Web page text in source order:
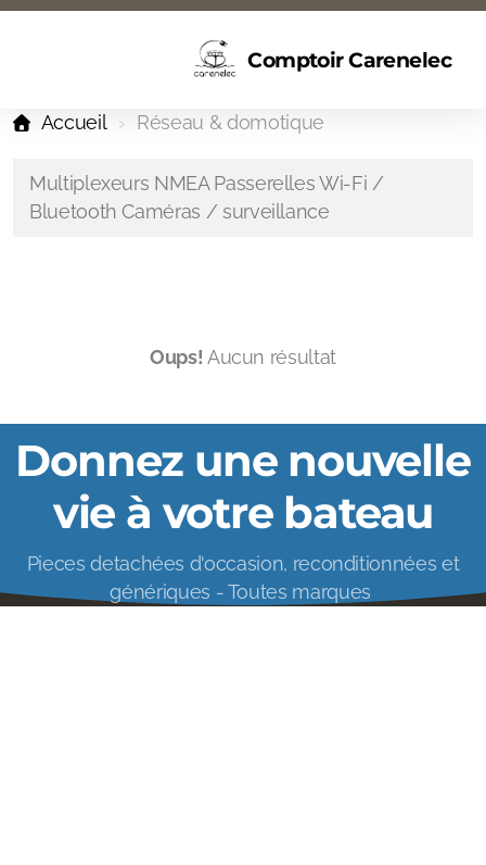
Comptoir Carenelec
Accueil Réseau & domotique
Multiplexeurs NMEA Passerelles Wi-Fi /
Bluetooth Caméras / surveillance
Oups! Aucun résultat
Donnez une nouvelle
vie à votre bateau
Pieces detachées d'occasion, reconditionnées et
génériques - Toutes marques